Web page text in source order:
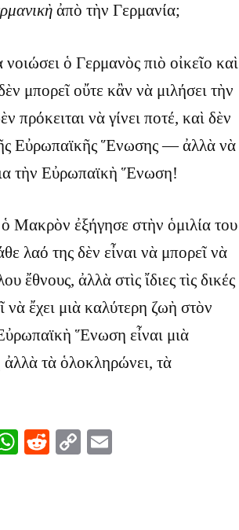
ἀπὸ τὴν Γερμανία;
ὁ Γερμανὸς πιὸ οἰκεῖο καὶ
μπορεῖ οὔτε κἂν νὰ μιλήσει τὴν
πρόκειται νὰ γίνει ποτέ, καὶ δὲν
Εὐρωπαϊκῆς Ἕνωσης — ἀλλὰ νὰ
τὴν Εὐρωπαϊκὴ Ἕνωση!
Μακρὸν ἐξήγησε στὴν ὁμιλία του
λαό της δὲν εἶναι νὰ μπορεῖ νὰ
ἔθνους, ἀλλὰ στὶς ἴδιες τὶς δικές
νὰ ἔχει μιὰ καλύτερη ζωὴ στὸν
Ἕνωση εἶναι μιὰ
ἀλλὰ τὰ ὁλοκληρώνει, τὰ
WhatsApp
Reddit
CopyEmail